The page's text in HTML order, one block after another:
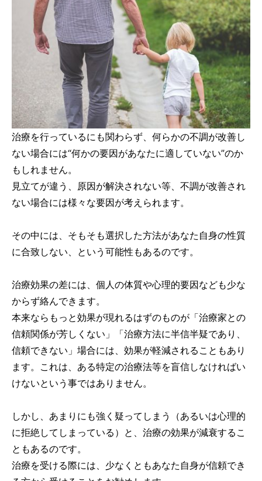
治療を行っているにも関わらず、何らかの不調が改善し
ない場合には“何かの要因があなたに適していない”のか
もしれません。
見立てが違う、原因が解決されない等、不調が改善され
ない場合には様々な要因が考えられます。
その中には、そもそも選択した方法があなた自身の性質
に合致しない、という可能性もあるのです。
治療効果の差には、個人の体質や心理的要因なども少な
からず絡んできます。
本来ならもっと効果が現れるはずのものが「治療家との
信頼関係が芳しくない」「治療方法に半信半疑であり、
信頼できない」場合には、効果が軽減されることもあり
ます。これは、ある特定の治療法等を盲信しなければい
けないという事ではありません。
しかし、あまりにも強く疑ってしまう（あるいは心理的
に拒絶してしまっている）と、治療の効果が減衰するこ
ともあるのです。
治療を受ける際には、少なくともあなた自身が信頼でき